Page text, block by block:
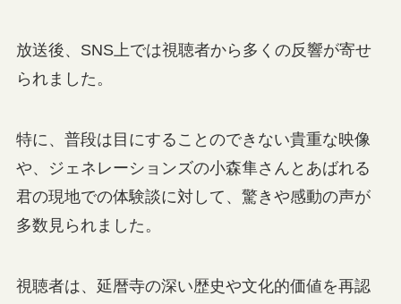
放送後、SNS上では視聴者から多くの反響が寄せ
られました。
特に、普段は目にすることのできない貴重な映像
や、ジェネレーションズの小森隼さんとあばれる
君の現地での体験談に対して、驚きや感動の声が
多数見られました。
視聴者は、延暦寺の深い歴史や文化的価値を再認